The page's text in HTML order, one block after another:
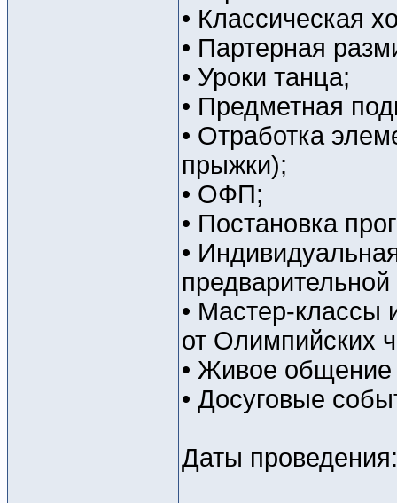
• Классическая
• Партерная
• Уроки танца;
• Предметная
• Отработка
прыжки);
• ОФП;
• Постановка
•
• Мастер-классы
от Олимпийских
• Живое
• Досуговые
Даты